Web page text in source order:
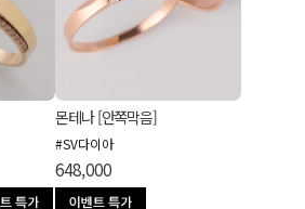
몬테나 [안쪽막음]
#SV다이아
648,000